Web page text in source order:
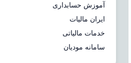
آموزش حسابداری
ایران مالیات
خدمات مالیاتی
سامانه مودیان